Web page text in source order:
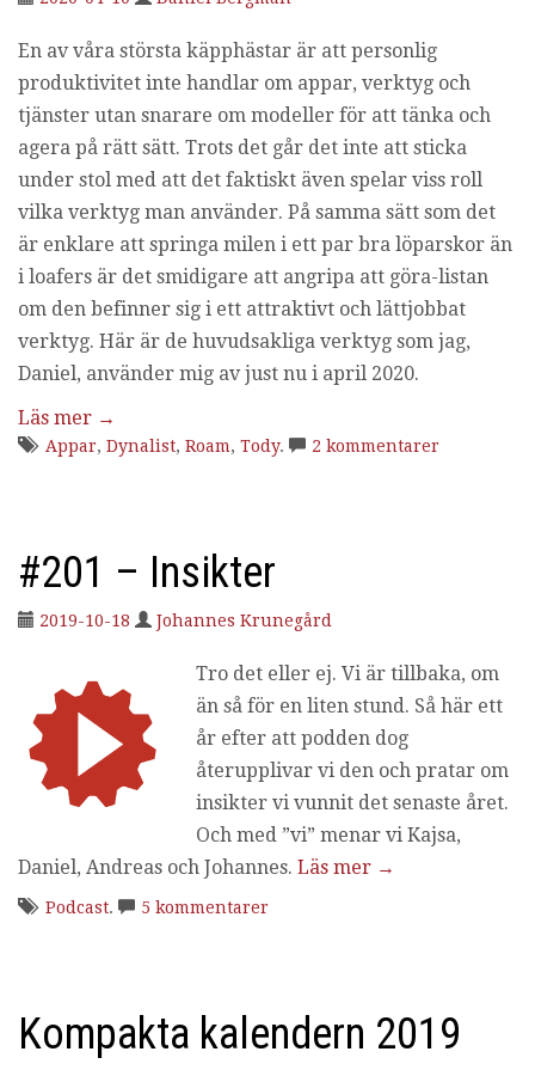
En av våra största käpphästar är att personlig
produktivitet inte handlar om appar, verktyg och
tjänster utan snarare om modeller för att tänka och
agera på rätt sätt. Trots det går det inte att sticka
under stol med att det faktiskt även spelar viss roll
vilka verktyg man använder. På samma sätt som det
är enklare att springa milen i ett par bra löparskor än
i loafers är det smidigare att angripa att göra-listan
om den befinner sig i ett attraktivt och lättjobbat
verktyg. Här är de huvudsakliga verktyg som jag,
Daniel, använder mig av just nu i april 2020.
Läs mer →
Appar, Dynalist, Roam, Tody. 2 kommentarer
#201 – Insikter
2019-10-18 Johannes Krunegård
Tro det eller ej. Vi är tillbaka, om
än så för en liten stund. Så här ett
år efter att podden dog
återupplivar vi den och pratar om
insikter vi vunnit det senaste året.
Och med ”vi” menar vi Kajsa,
Daniel, Andreas och Johannes. Läs mer →
Podcast. 5 kommentarer
Kompakta kalendern 2019